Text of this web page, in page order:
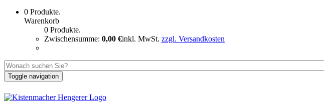
0 Produkte.
Warenkorb
0 Produkte.
Zwischensumme: 0,00 €inkl. MwSt. zzgl. Versandkosten
Toggle navigation